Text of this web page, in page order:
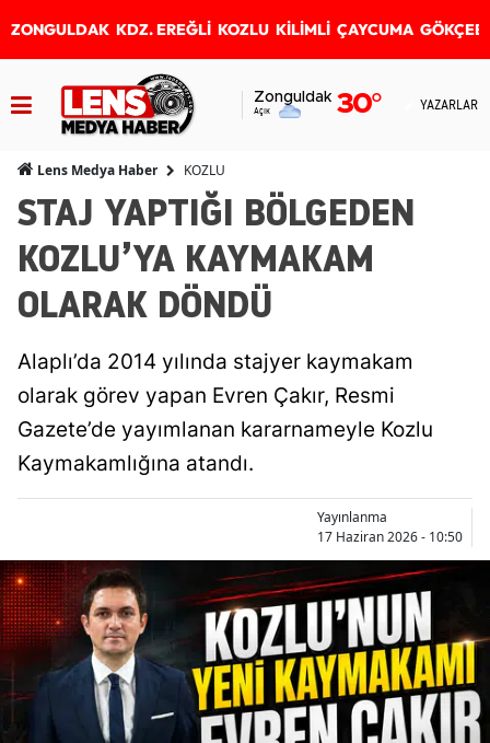
ZONGULDAK KDZ. EREĞLİ KOZLU KİLİMLİ ÇAYCUMA
Zonguldak
Açık 30° YAZARLAR
Lens Medya Haber KOZLU
STAJ YAPTIĞI BÖLGEDEN
KOZLU’YA KAYMAKAM
OLARAK DÖNDÜ
Alaplı’da 2014 yılında stajyer kaymakam
olarak görev yapan Evren Çakır, Resmi
Gazete’de yayımlanan kararnameyle Kozlu
Kaymakamlığına atandı.
Yayınlanma
17 Haziran 2026 - 10:50